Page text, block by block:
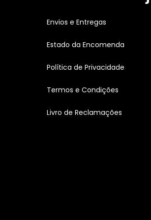
Envios e Entregas
Estado da Encomenda
Política de Privacidade
Termos e Condições
Livro de Reclamações